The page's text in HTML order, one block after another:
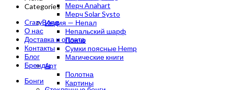
Мерч Anahart
Мерч Solar Systo
Индия — Непал
Непальский шарф
Пончо
Сумки поясные Hemp
Магические книги
Арт
Полотна
Картины
Categories
CrazyBong
О нас
Доставка и оплата
Контакты
Блог
Бренды
Бонги